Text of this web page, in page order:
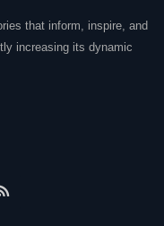
that inform, inspire, and
increasing its dynamic